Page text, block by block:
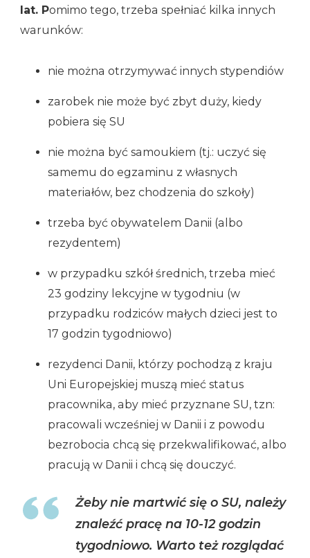
lat. Pomimo tego, trzeba spełniać kilka innych
warunków:
nie można otrzymywać innych stypendiów
zarobek nie może być zbyt duży, kiedy
pobiera się SU
nie można być samoukiem (tj.: uczyć się
samemu do egzaminu z własnych
materiałów, bez chodzenia do szkoły)
trzeba być obywatelem Danii (albo
rezydentem)
w przypadku szkół średnich, trzeba mieć
23 godziny lekcyjne w tygodniu (w
przypadku rodziców małych dzieci jest to
17 godzin tygodniowo)
rezydenci Danii, którzy pochodzą z kraju
Uni Europejskiej muszą mieć status
pracownika, aby mieć przyznane SU, tzn:
pracowali wcześniej w Danii i z powodu
bezrobocia chcą się przekwalifikować, albo
pracują w Danii i chcą się douczyć.
Żeby nie martwić się o SU, należy
znaleźć pracę na 10-12 godzin
tygodniowo. Warto też rozglądać